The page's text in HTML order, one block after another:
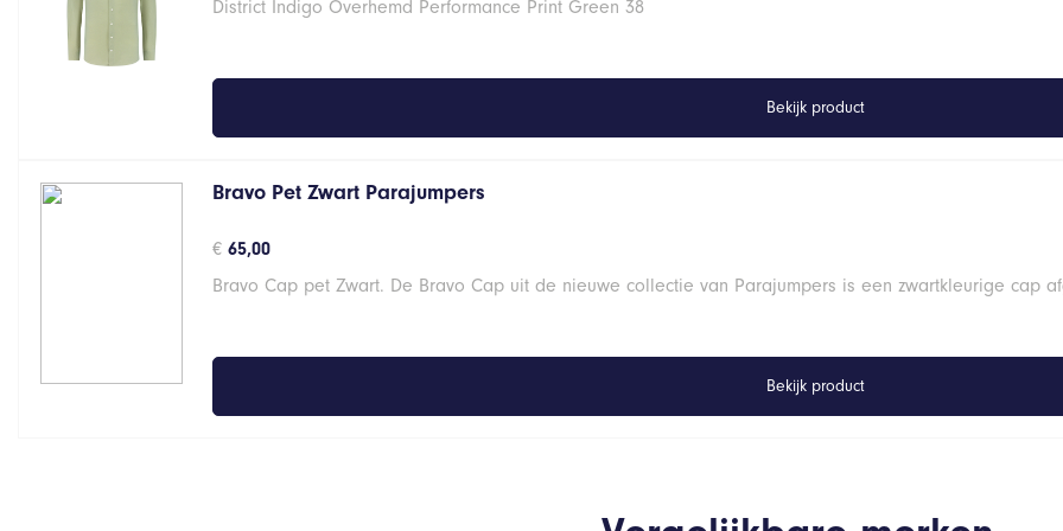
District Indigo Overhemd Performance Print Green 38
Bekijk product
Bravo Pet Zwart Parajumpers
€ 65,00
Bravo Cap pet Zwart. De Bravo Cap uit de nieuwe collectie van Parajumpers is een zwartkleurige cap
Bekijk product